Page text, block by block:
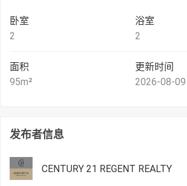
卧室
2
浴室
2
面积
95m²
更新时间
2026-08-09
发布者信息
CENTURY 21 REGENT REALTY